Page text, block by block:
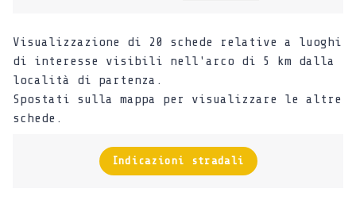
Visualizzazione di 20 schede relative a luoghi
di interesse visibili nell'arco di 5 km dalla
località di partenza.
Spostati sulla mappa per visualizzare le altre
schede.
Indicazioni stradali